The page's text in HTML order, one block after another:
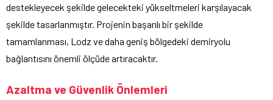
destekleyecek şekilde gelecekteki yükseltmeleri karşılayacak
şekilde tasarlanmıştır. Projenin başarılı bir şekilde
tamamlanması, Lodz ve daha geniş bölgedeki demiryolu
bağlantısını önemli ölçüde artıracaktır.
Azaltma ve Güvenlik Önlemleri